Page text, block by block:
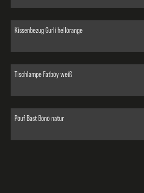
Kissenbezug Gurli hellorange
Tischlampe Fatboy weiß
Pouf Bast Bono natur